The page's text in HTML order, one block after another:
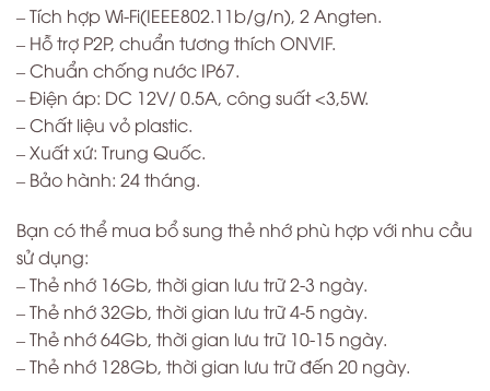
– Tích hợp Wi-Fi(IEEE802.11b/g/n), 2 Angten.
– Hỗ trợ P2P, chuẩn tương thích ONVIF.
– Chuẩn chống nước IP67.
– Điện áp: DC 12V/ 0.5A, công suất <3,5W.
– Chất liệu vỏ plastic.
– Xuất xứ: Trung Quốc.
– Bảo hành: 24 tháng.
Bạn có thể mua bổ sung thẻ nhớ phù hợp với nhu cầu
sử dụng:
– Thẻ nhớ 16Gb, thời gian lưu trữ 2-3 ngày.
– Thẻ nhớ 32Gb, thời gian lưu trữ 4-5 ngày.
– Thẻ nhớ 64Gb, thời gian lưu trữ 10-15 ngày.
– Thẻ nhớ 128Gb, thời gian lưu trữ đến 20 ngày.